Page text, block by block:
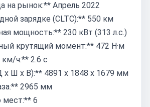
на рынок:** Апрель 2022
зарядке (CLTC):** 550 км
мощность:** 230 кВт (313 л.с.)
крутящий момент:** 472 Н·м
ч:** 2.6 с
x Ш x В):** 4891 x 1848 x 1679 мм
2965 мм
мест:** 6